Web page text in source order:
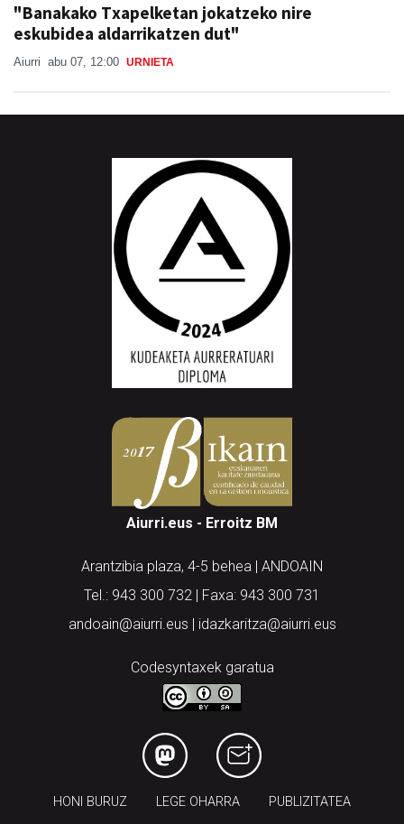
"Banakako Txapelketan jokatzeko nire
eskubidea aldarrikatzen dut"
Aiurri abu 07, 12:00 URNIETA
Aiurri.eus - Erroitz BM
Arantzibia plaza, 4-5 behea | ANDOAIN
Tel.: 943 300 732 | Faxa: 943 300 731
andoain@aiurri.eus | idazkaritza@aiurri.eus
Codesyntaxek garatua
HONI BURUZ LEGE OHARRA PUBLIZITATEA